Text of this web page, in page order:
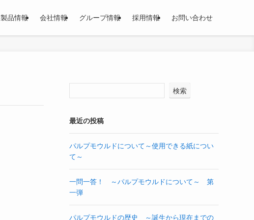
製品情報 会社情報 グループ情報 採用情報 お問い合わせ
検索
最近の投稿
パルプモウルドについて～使用できる紙につい
て～
一問一答！ ～パルプモウルドについて～ 第
一弾
パルプモウルドの歴史 ～誕生から現在までの